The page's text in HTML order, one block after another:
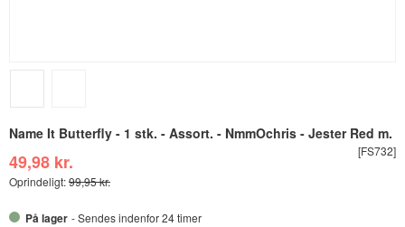
Name It Butterfly - 1 stk. - Assort. - NmmOchris - Jester Red m.
[FS732]
49,98 kr.
Oprindeligt:99,95 kr.
På lager - Sendes indenfor 24 timer